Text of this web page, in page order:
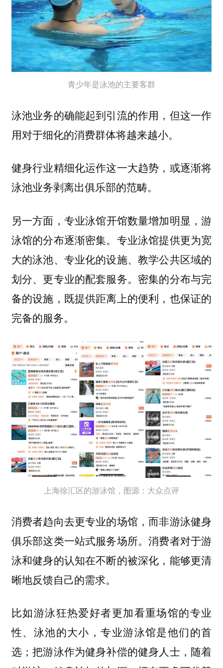
青少年是泳池的主要客群
泳池业务的确能起到引流的作用，但这一作
用对于细化的消费群体将越来越小。
健身行业精细化运作这一大趋势，或逐渐将
泳池业务剥离出俱乐部的范畴。
另一方面， 专业泳馆开馆数量增加明显，游
泳馆的分布逐渐密集。 专业泳馆提供更为宽
大的泳池、专业化的设施、教学公共区域的
划分、更专业的配套服务。密集的分布与完
备的设施，既提供距离上的便利，也保证的
完备的服务。
上海徐汇区的游泳馆，图源：大众点评
消费者趋向去更专业的场馆，而非游泳健身
俱乐部这类一站式服务场所。消费者对于游
泳和健身的认知在不断的被深化，能够更清
晰地反馈自己的需求。
比如游泳狂热爱好者更加看重场馆的专业
性、泳池的大小，专业游泳馆是他们的首
选；把游泳作为健身补偿的健身人士，随着